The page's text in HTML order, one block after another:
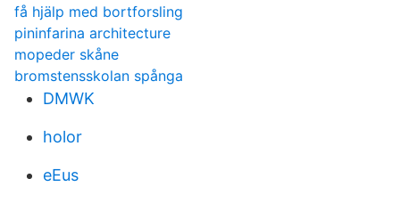
få hjälp med bortforsling
pininfarina architecture
mopeder skåne
bromstensskolan spånga
DMWK
holor
eEus